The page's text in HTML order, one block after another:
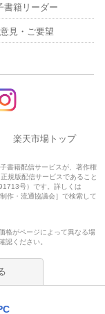
書籍リーダー
見・ご要望
楽天市場トップ
書籍配信サービスが、著作権
規版配信サービスであること
号）です。詳しくは
作・流通協議会］で検索して
格がページによって異なる場
認ください。